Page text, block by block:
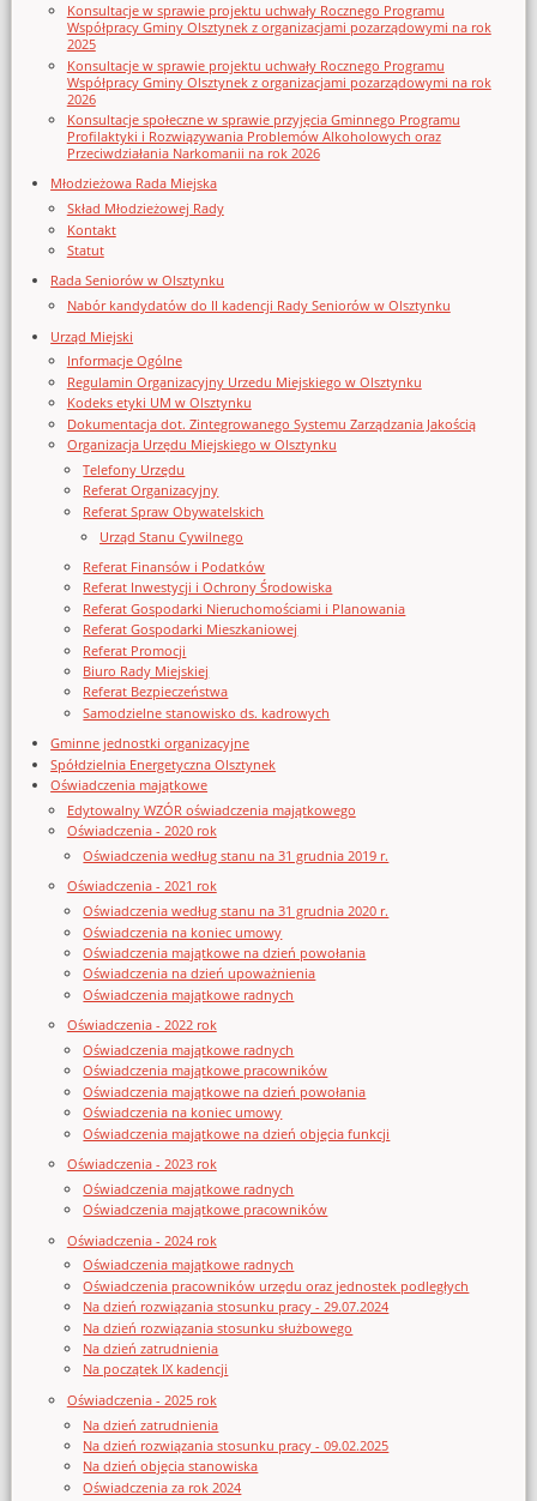
Konsultacje w sprawie projektu uchwały Rocznego Programu
Współpracy Gminy Olsztynek z organizacjami pozarządowymi na rok
2025
Konsultacje w sprawie projektu uchwały Rocznego Programu
Współpracy Gminy Olsztynek z organizacjami pozarządowymi na rok
2026
Konsultacje społeczne w sprawie przyjęcia Gminnego Programu
Profilaktyki i Rozwiązywania Problemów Alkoholowych oraz
Przeciwdziałania Narkomanii na rok 2026
Młodzieżowa Rada Miejska
Skład Młodzieżowej Rady
Kontakt
Statut
Rada Seniorów w Olsztynku
Nabór kandydatów do II kadencji Rady Seniorów w Olsztynku
Urząd Miejski
Informacje Ogólne
Regulamin Organizacyjny Urzedu Miejskiego w Olsztynku
Kodeks etyki UM w Olsztynku
Dokumentacja dot. Zintegrowanego Systemu Zarządzania Jakością
Organizacja Urzędu Miejskiego w Olsztynku
Telefony Urzędu
Referat Organizacyjny
Referat Spraw Obywatelskich
Urząd Stanu Cywilnego
Referat Finansów i Podatków
Referat Inwestycji i Ochrony Środowiska
Referat Gospodarki Nieruchomościami i Planowania
Referat Gospodarki Mieszkaniowej
Referat Promocji
Biuro Rady Miejskiej
Referat Bezpieczeństwa
Samodzielne stanowisko ds. kadrowych
Gminne jednostki organizacyjne
Spółdzielnia Energetyczna Olsztynek
Oświadczenia majątkowe
Edytowalny WZÓR oświadczenia majątkowego
Oświadczenia - 2020 rok
Oświadczenia według stanu na 31 grudnia 2019 r.
Oświadczenia - 2021 rok
Oświadczenia według stanu na 31 grudnia 2020 r.
Oświadczenia na koniec umowy
Oświadczenia majątkowe na dzień powołania
Oświadczenia na dzień upoważnienia
Oświadczenia majątkowe radnych
Oświadczenia - 2022 rok
Oświadczenia majątkowe radnych
Oświadczenia majątkowe pracowników
Oświadczenia majątkowe na dzień powołania
Oświadczenia na koniec umowy
Oświadczenia majątkowe na dzień objęcia funkcji
Oświadczenia - 2023 rok
Oświadczenia majątkowe radnych
Oświadczenia majątkowe pracowników
Oświadczenia - 2024 rok
Oświadczenia majątkowe radnych
Oświadczenia pracowników urzędu oraz jednostek podległych
Na dzień rozwiązania stosunku pracy - 29.07.2024
Na dzień rozwiązania stosunku służbowego
Na dzień zatrudnienia
Na początek IX kadencji
Oświadczenia - 2025 rok
Na dzień zatrudnienia
Na dzień rozwiązania stosunku pracy - 09.02.2025
Na dzień objęcia stanowiska
Oświadczenia za rok 2024